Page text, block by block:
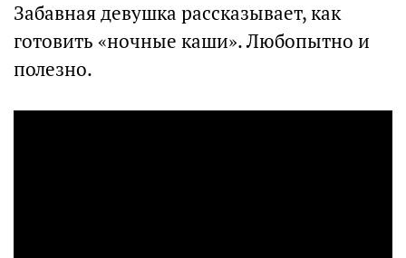
Забавная девушка рассказывает, как
готовить «ночные каши». Любопытно и
полезно.